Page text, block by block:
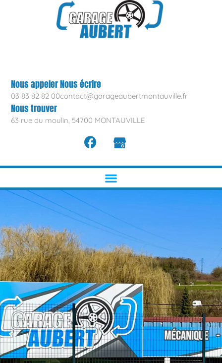
Nous appeler
03 83 82 82 00
Nous écrire
contact@garageaubertmontauville.fr
Nous trouver
63 rue du moulin, 54700 MONTAUVILLE